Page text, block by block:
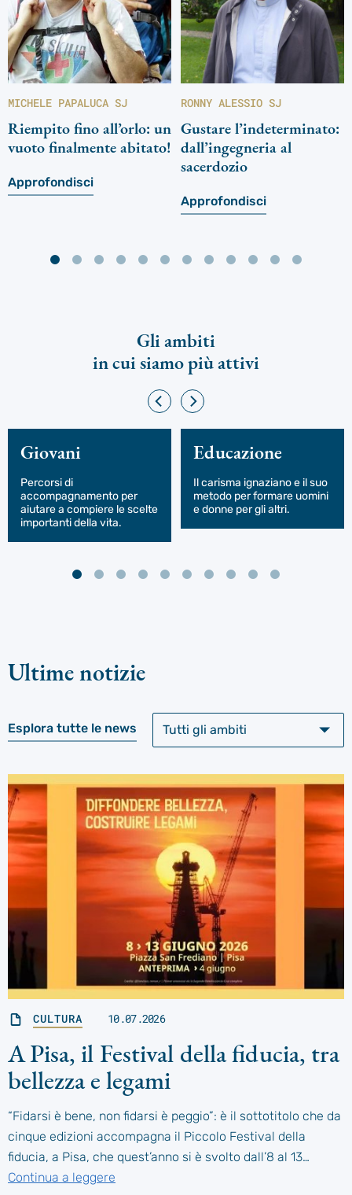
MICHELE PAPALUCA SJ
Riempito fino all’orlo: un
vuoto finalmente abitato!
Approfondisci
RONNY ALESSIO SJ
Gustare l’indeterminato:
dall’ingegneria al
sacerdozio
Approfondisci
Gli ambiti
in cui siamo più attivi
Giovani
Percorsi di
accompagnamento per
aiutare a compiere le scelte
importanti della vita.
Educazione
Il carisma ignaziano e il suo
metodo per formare uomini
e donne per gli altri.
Ultime notizie
Esplora tutte le news
CULTURA 10.07.2026
A Pisa, il Festival della fiducia, tra
bellezza e legami
“Fidarsi è bene, non fidarsi è peggio”: è il sottotitolo che da
cinque edizioni accompagna il Piccolo Festival della
fiducia, a Pisa, che quest’anno si è svolto dall’8 al 13…
Continua a leggere